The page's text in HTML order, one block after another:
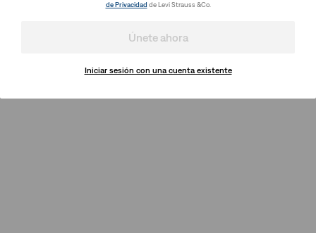
de Privacidad de Levi Strauss &Co.
Únete ahora
Iniciar sesión con una cuenta existente